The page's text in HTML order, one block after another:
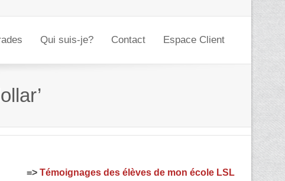
Qui suis-je? Contact Espace Client
=> Témoignages des élèves de mon école LSL